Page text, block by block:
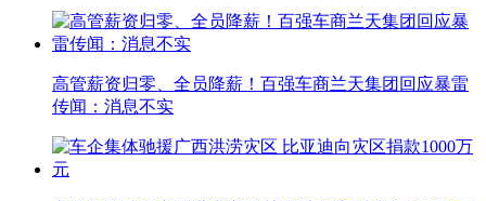
高管薪资归零、全员降薪！百强车商兰天集团回应暴雷
传闻：消息不实